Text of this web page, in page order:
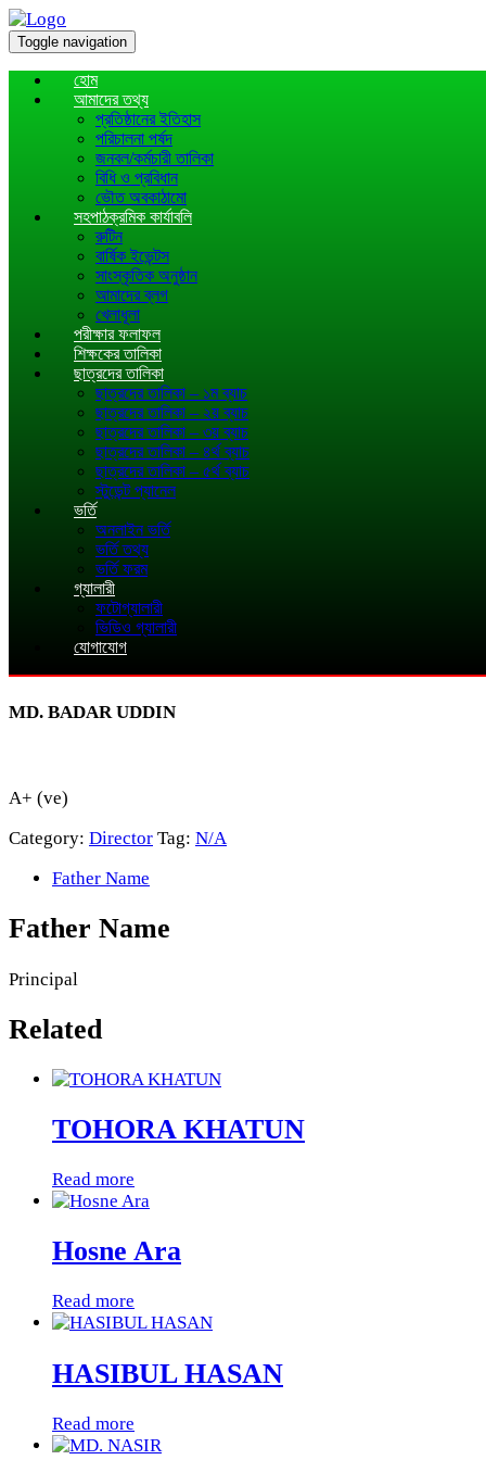
Toggle navigation
হোম
আমাদের তথ্য
প্রতিষ্ঠানের ইতিহাস
পরিচালনা পর্ষদ
জনবল/কর্মচারী তালিকা
বিধি ও প্রবিধান
ভৌত অবকাঠামো
সহপাঠক্রমিক কার্যাবলি
রুটিন
বার্ষিক ইভেন্টস
সাংস্কৃতিক অনুষ্ঠান
আমাদের ব্লগ
খেলাধূলা
পরীক্ষার ফলাফল
শিক্ষকের তালিকা
ছাত্রদের তালিকা
ছাত্রদের তালিকা – ১ম ব্যাচ
ছাত্রদের তালিকা – ২য় ব্যাচ
ছাত্রদের তালিকা – ৩য় ব্যাচ
ছাত্রদের তালিকা – ৪র্থ ব্যাচ
ছাত্রদের তালিকা – ৫র্থ ব্যাচ
স্টুডেন্ট প্যানেল
ভর্তি
অনলাইন ভর্তি
ভর্তি তথ্য
ভর্তি ফরম
গ্যালারী
ফটোগ্যালারী
ভিডিও গ্যালারী
যোগাযোগ
MD. BADAR UDDIN
A+ (ve)
Category: Director Tag: N/A
Father Name
Father Name
Principal
Related
TOHORA KHATUN
Read more
Hosne Ara
Read more
HASIBUL HASAN
Read more